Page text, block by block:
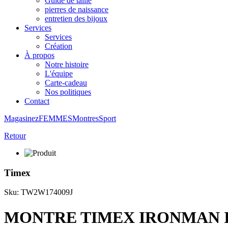
pierres de naissance
entretien des bijoux
Services
Services
Création
À propos
Notre histoire
L'équipe
Carte-cadeau
Nos politiques
Contact
MagasinezFEMMESMontresSport
Retour
Timex
Sku: TW2W174009J
MONTRE TIMEX IRONMAN